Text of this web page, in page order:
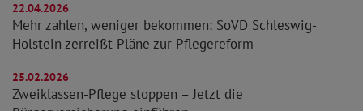
22.04.2026
Mehr zahlen, weniger bekommen: SoVD Schleswig-
Holstein zerreißt Pläne zur Pflegereform
25.02.2026
Zweiklassen-Pflege stoppen – Jetzt die